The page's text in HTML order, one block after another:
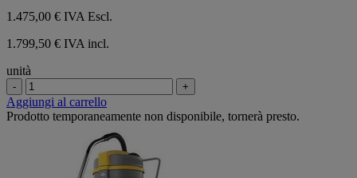
1.475,00 € IVA Escl.
1.799,50 € IVA incl.
unità
- +
Aggiungi al carrello
Prodotto temporaneamente non disponibile, tornerà presto.